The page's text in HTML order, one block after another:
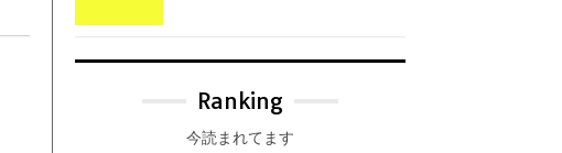
Ranking
今読まれてます